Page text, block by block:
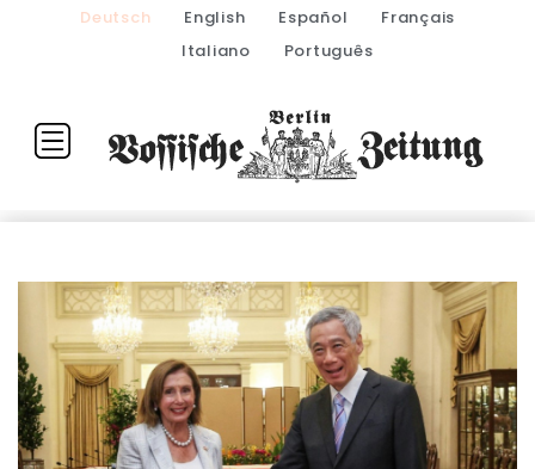
Deutsch English Español
Français
Italiano
Português